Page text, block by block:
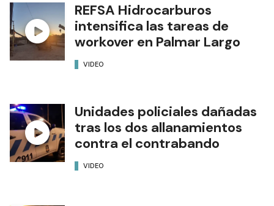
REFSA Hidrocarburos
intensifica las tareas de
workover en Palmar Largo
VIDEO
Unidades policiales dañadas
tras los dos allanamientos
contra el contrabando
VIDEO